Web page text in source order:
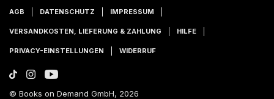
AGB DATENSCHUTZ IMPRESSUM
VERSANDKOSTEN, LIEFERUNG & ZAHLUNG HILFE
PRIVACY-EINSTELLUNGEN WIDERRUF
© Books on Demand GmbH, 2026